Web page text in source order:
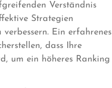
Verständnis
Strategien
Ein erfahrenes
dass Ihre
um ein höheres Ranking